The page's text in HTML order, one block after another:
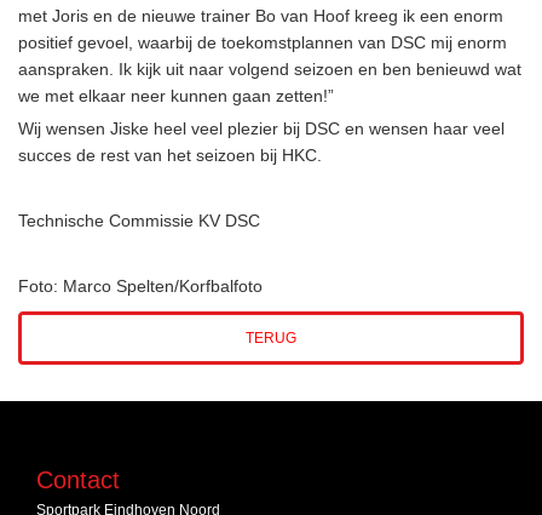
met Joris en de nieuwe trainer Bo van Hoof kreeg ik een enorm
positief gevoel, waarbij de toekomstplannen van DSC mij enorm
aanspraken. Ik kijk uit naar volgend seizoen en ben benieuwd wat
we met elkaar neer kunnen gaan zetten!”
Wij wensen Jiske heel veel plezier bij DSC en wensen haar veel
succes de rest van het seizoen bij HKC.
Technische Commissie KV DSC
Foto: Marco Spelten/Korfbalfoto
TERUG
Contact
Sportpark Eindhoven Noord